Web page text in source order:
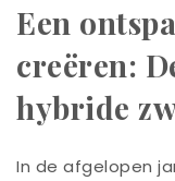
Een
creëren:
hybride
In de afgelopen